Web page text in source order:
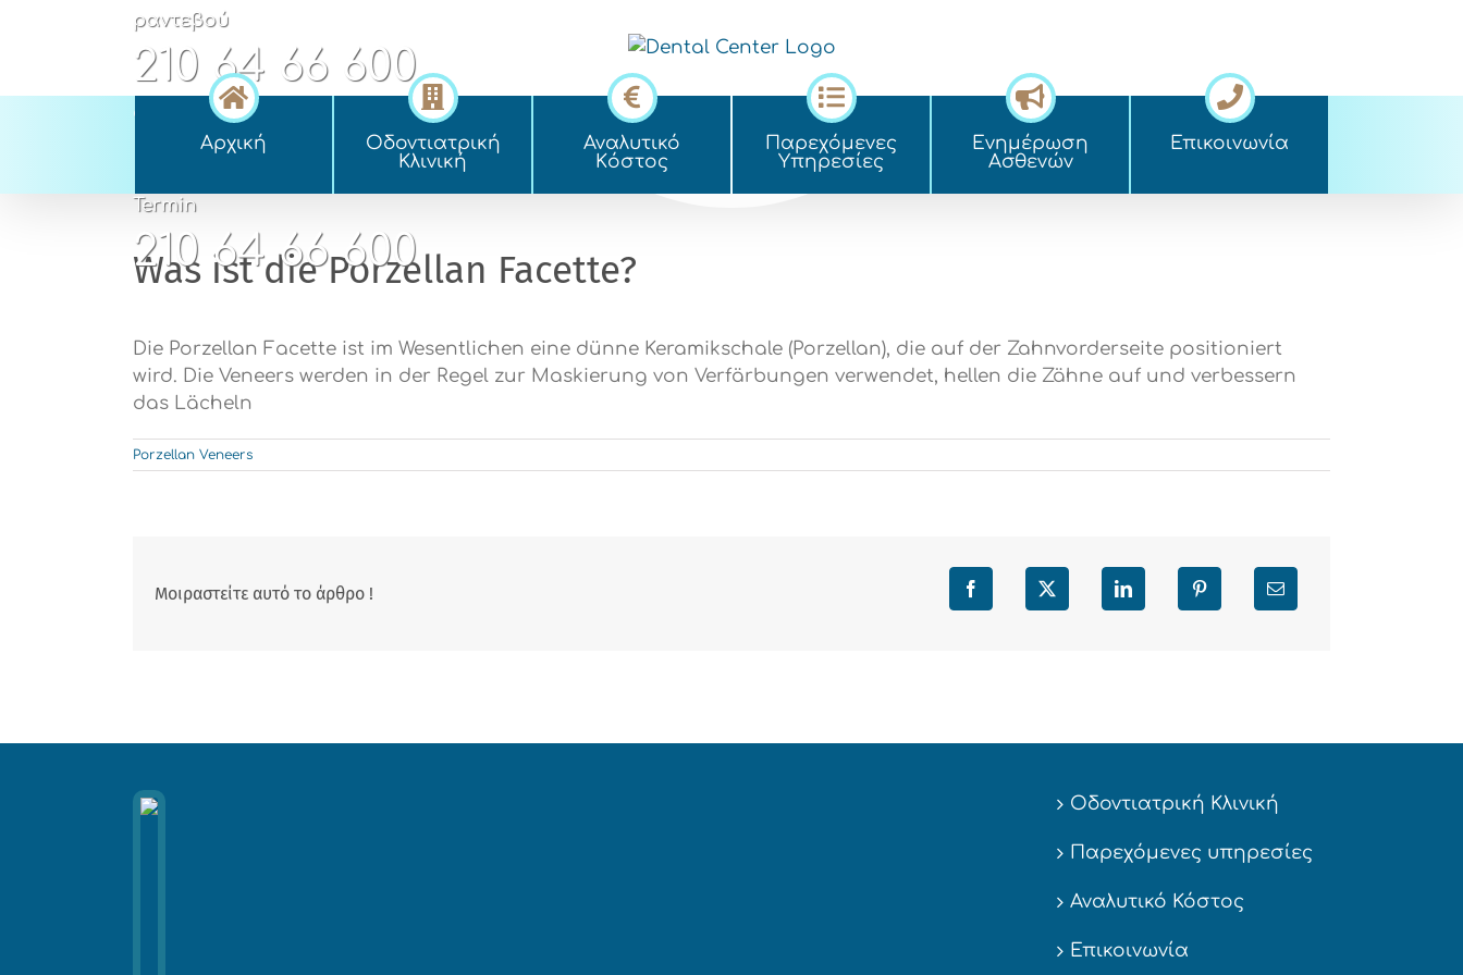
ραντεβού
210 64 66 600
appointment
210 64 66 600
Termin
210 64 66 600
Αρχική
Οδοντιατρική
Kλινική
Αναλυτικό
Kόστος
Παρεχόμενες
Yπηρεσίες
Ενημέρωση
Ασθενών
Επικοινωνία
Was ist die Porzellan Facette?
Die Porzellan Facette ist im Wesentlichen eine dünne Keramikschale (Porzellan), die auf der Zahnvorderseite positioniert
wird. Die Veneers werden in der Regel zur Maskierung von Verfärbungen verwendet, hellen die Zähne auf und verbessern
das Lächeln
Porzellan Veneers
Μοιραστείτε αυτό το άρθρο ! Facebook X LinkedIn Pinterest Email
Οδοντιατρική Κλινική
Παρεχόμενες υπηρεσίες
Αναλυτικό Κόστος
Επικοινωνία